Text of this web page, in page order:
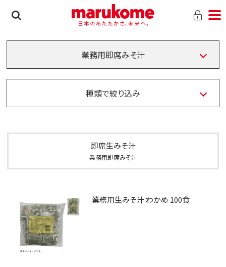
業務用即席みそ汁
種類で絞り込み
即席生みそ汁
業務用即席みそ汁
業務用生みそ汁 わかめ 100食